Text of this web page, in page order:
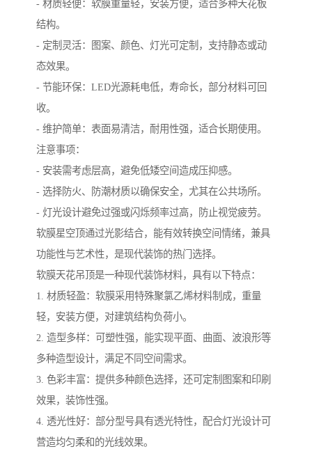
- 材质轻便：软膜重量轻，安装方便，适合多种天花板
结构。
- 定制灵活：图案、颜色、灯光可定制，支持静态或动
态效果。
- 节能环保：LED光源耗电低，寿命长，部分材料可回
收。
- 维护简单：表面易清洁，耐用性强，适合长期使用。
注意事项：
- 安装需考虑层高，避免低矮空间造成压抑感。
- 选择防火、防潮材质以确保安全，尤其在公共场所。
- 灯光设计避免过强或闪烁频率过高，防止视觉疲劳。
软膜星空顶通过光影结合，能有效转换空间情绪，兼具
功能性与艺术性，是现代装饰的热门选择。
软膜天花吊顶是一种现代装饰材料，具有以下特点：
1. 材质轻盈：软膜采用特殊聚氯乙烯材料制成，重量
轻，安装方便，对建筑结构负荷小。
2. 造型多样：可塑性强，能实现平面、曲面、波浪形等
多种造型设计，满足不同空间需求。
3. 色彩丰富：提供多种颜色选择，还可定制图案和印刷
效果，装饰性强。
4. 透光性好：部分型号具有透光特性，配合灯光设计可
营造均匀柔和的光线效果。